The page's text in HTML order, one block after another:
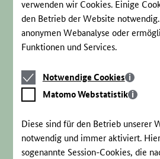
verwenden wir Cookies. Einige
den Betrieb der Website
anonymen Webanalyse oder
Funktionen und Services.
Notwendige
Cookies
Notwendige Cookies
Matomo
Webstatistik
Matomo Webstatistik
Diese sind für den Betrieb unserer
notwendig und immer aktiviert.
sogenannte Session-Cookies, die